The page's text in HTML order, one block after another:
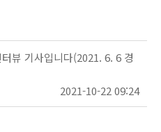
뷰 기사입니다(2021. 6. 6 경
2021-10-22 09:24